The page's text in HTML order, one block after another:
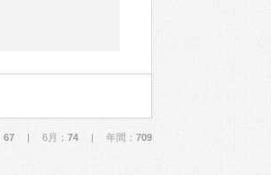
67 | 6月： 74 | 年間： 709